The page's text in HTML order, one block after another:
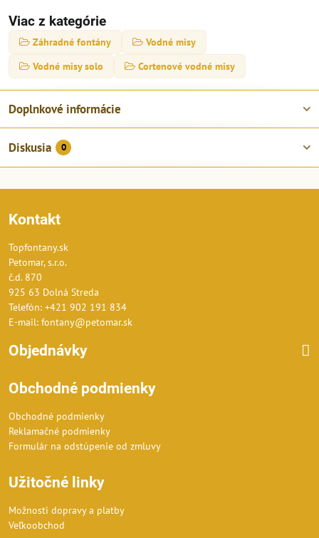
Viac z kategórie
Záhradné fontány
Vodné misy
Vodné misy solo
Cortenové vodné misy
Doplnkové informácie
Diskusia 0
Kontakt
Topfontany.sk
Petomar, s.r.o.
č.d. 870
925 63 Dolná Streda
Telefón: +421 902 191 834
E-mail: fontany@petomar.sk
Objednávky
Obchodné podmienky
Obchodné podmienky
Reklamačné podmienky
Formulár na odstúpenie od zmluvy
Užitočné linky
Možnosti dopravy a platby
Veľkoobchod